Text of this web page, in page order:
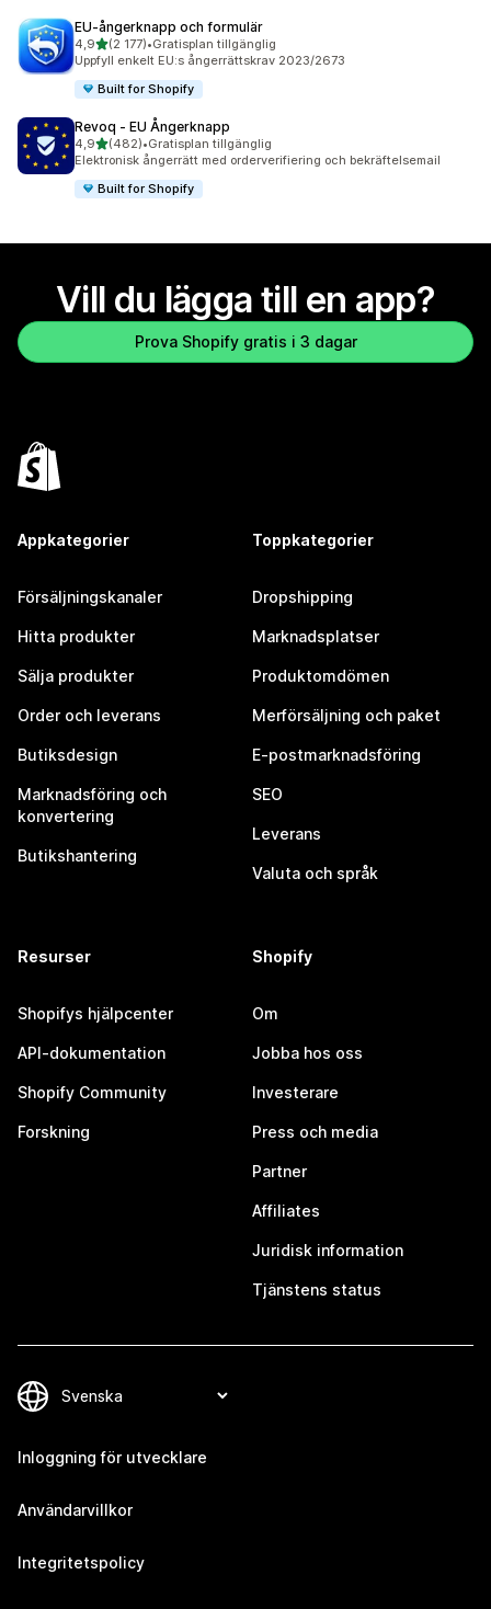
EU‑ångerknapp och formulär
4,9av 5 stjärnor
(2 177)
2177 recensioner totalt
•Gratisplan tillgänglig
Uppfyll enkelt EU:s ångerrättskrav 2023/2673
Built for Shopify
Revoq ‑ EU Ångerknapp
4,9av 5 stjärnor
(482)
482 recensioner totalt
•Gratisplan tillgänglig
Elektronisk ångerrätt med orderverifiering och bekräftelsemail
Built for Shopify
Vill du lägga till en app?
Prova Shopify gratis i 3 dagar
Appkategorier
Försäljningskanaler
Hitta produkter
Sälja produkter
Order och leverans
Butiksdesign
Marknadsföring och
konvertering
Butikshantering
Toppkategorier
Dropshipping
Marknadsplatser
Produktomdömen
Merförsäljning och paket
E-postmarknadsföring
SEO
Leverans
Valuta och språk
Resurser
Shopifys hjälpcenter
API-dokumentation
Shopify Community
Forskning
Shopify
Om
Jobba hos oss
Investerare
Press och media
Partner
Affiliates
Juridisk information
Tjänstens status
Inloggning för utvecklare
Användarvillkor
Integritetspolicy